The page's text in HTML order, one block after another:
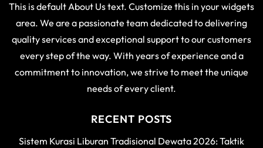
This is default About Us text. Customize this in your widgets
area. We are a passionate team dedicated to delivering
quality services and exceptional support to our customers
every step of the way. With years of experience and a
commitment to innovation, we strive to meet the unique
needs of every client.
RECENT POSTS
Sistem Kurasi Liburan Tradisional Dewata 2026: Taktik